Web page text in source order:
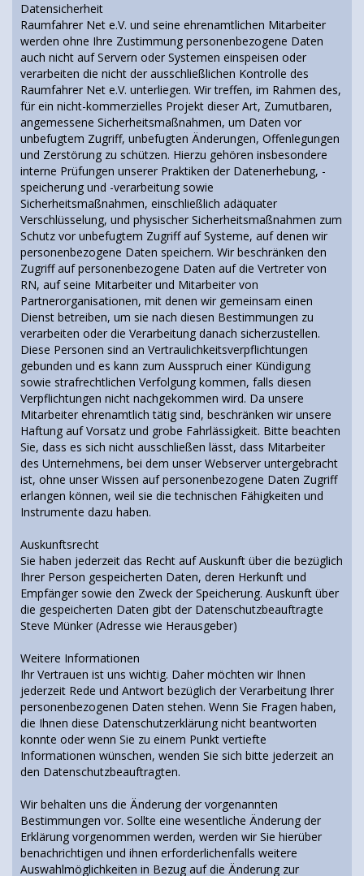
Datensicherheit
Raumfahrer Net e.V. und seine ehrenamtlichen Mitarbeiter
werden ohne Ihre Zustimmung personenbezogene Daten
auch nicht auf Servern oder Systemen einspeisen oder
verarbeiten die nicht der ausschließlichen Kontrolle des
Raumfahrer Net e.V. unterliegen. Wir treffen, im Rahmen des,
für ein nicht-kommerzielles Projekt dieser Art, Zumutbaren,
angemessene Sicherheitsmaßnahmen, um Daten vor
unbefugtem Zugriff, unbefugten Änderungen, Offenlegungen
und Zerstörung zu schützen. Hierzu gehören insbesondere
interne Prüfungen unserer Praktiken der Datenerhebung, -
speicherung und -verarbeitung sowie
Sicherheitsmaßnahmen, einschließlich adäquater
Verschlüsselung, und physischer Sicherheitsmaßnahmen zum
Schutz vor unbefugtem Zugriff auf Systeme, auf denen wir
personenbezogene Daten speichern. Wir beschränken den
Zugriff auf personenbezogene Daten auf die Vertreter von
RN, auf seine Mitarbeiter und Mitarbeiter von
Partnerorganisationen, mit denen wir gemeinsam einen
Dienst betreiben, um sie nach diesen Bestimmungen zu
verarbeiten oder die Verarbeitung danach sicherzustellen.
Diese Personen sind an Vertraulichkeitsverpflichtungen
gebunden und es kann zum Ausspruch einer Kündigung
sowie strafrechtlichen Verfolgung kommen, falls diesen
Verpflichtungen nicht nachgekommen wird. Da unsere
Mitarbeiter ehrenamtlich tätig sind, beschränken wir unsere
Haftung auf Vorsatz und grobe Fahrlässigkeit. Bitte beachten
Sie, dass es sich nicht ausschließen lässt, dass Mitarbeiter
des Unternehmens, bei dem unser Webserver untergebracht
ist, ohne unser Wissen auf personenbezogene Daten Zugriff
erlangen können, weil sie die technischen Fähigkeiten und
Instrumente dazu haben.
Auskunftsrecht
Sie haben jederzeit das Recht auf Auskunft über die bezüglich
Ihrer Person gespeicherten Daten, deren Herkunft und
Empfänger sowie den Zweck der Speicherung. Auskunft über
die gespeicherten Daten gibt der Datenschutzbeauftragte
Steve Münker (Adresse wie Herausgeber)
Weitere Informationen
Ihr Vertrauen ist uns wichtig. Daher möchten wir Ihnen
jederzeit Rede und Antwort bezüglich der Verarbeitung Ihrer
personenbezogenen Daten stehen. Wenn Sie Fragen haben,
die Ihnen diese Datenschutzerklärung nicht beantworten
konnte oder wenn Sie zu einem Punkt vertiefte
Informationen wünschen, wenden Sie sich bitte jederzeit an
den Datenschutzbeauftragten.
Wir behalten uns die Änderung der vorgenannten
Bestimmungen vor. Sollte eine wesentliche Änderung der
Erklärung vorgenommen werden, werden wir Sie hierüber
benachrichtigen und ihnen erforderlichenfalls weitere
Auswahlmöglichkeiten in Bezug auf die Änderung zur